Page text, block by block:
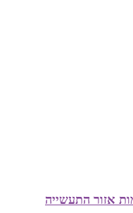
אזור התעשייה